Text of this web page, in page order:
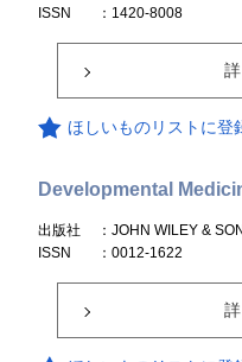
ISSN
：1420-8008
ほしいものリストに登
Developmental
出版社
：JOHN WILEY &
ISSN
：0012-1622